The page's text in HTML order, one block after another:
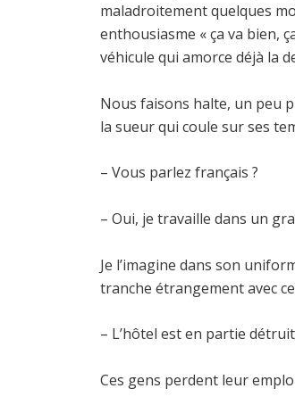
maladroitement quelques
enthousiasme « ça va bien,
véhicule qui amorce déjà la
Nous faisons halte, un peu
la sueur qui coule sur ses
– Vous parlez français ?
– Oui, je travaille dans un
Je l’imagine dans son
tranche étrangement avec
– L’hôtel est en partie
Ces gens perdent leur